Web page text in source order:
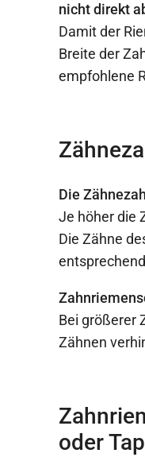
nicht direkt
Damit der
Breite der
empfohlene
Die
Je höher die
Die Zähne
Bei größerer
Zähnen
oder